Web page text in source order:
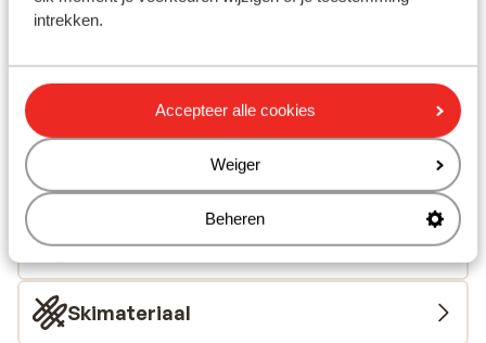
intrekken.
Accepteer alle cookies
Weiger
Beheren
Langlaufloipe: 5 m
Skipas, -les en verhuur
Skilessen
Skimateriaal